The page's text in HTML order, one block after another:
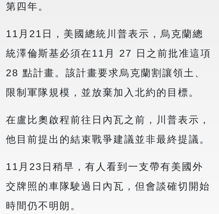
第四年。
11月21日，美國總統川普表示，烏克蘭總
統澤倫斯基必須在11月 27 日之前批准這項
28 點計畫。該計畫要求烏克蘭割讓領土、
限制軍隊規模，並放棄加入北約的目標。
在盧比奧啟程前往日內瓦之前，川普表示，
他目前提出的結束戰爭建議並非最終提議。
11月23日稍早，有人看到一支帶有美國外
交牌照的車隊駛過日內瓦，但會談確切開始
時間仍不明朗。